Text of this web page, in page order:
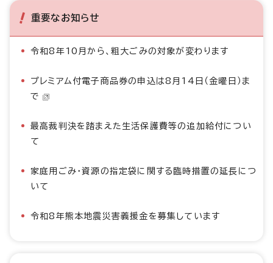
重要なお知らせ
令和8年10月から、粗大ごみの対象が変わります
プレミアム付電子商品券の申込は8月14日（金曜日）ま
で
最高裁判決を踏まえた生活保護費等の追加給付につい
て
家庭用ごみ・資源の指定袋に関する臨時措置の延長につ
いて
令和8年熊本地震災害義援金を募集しています